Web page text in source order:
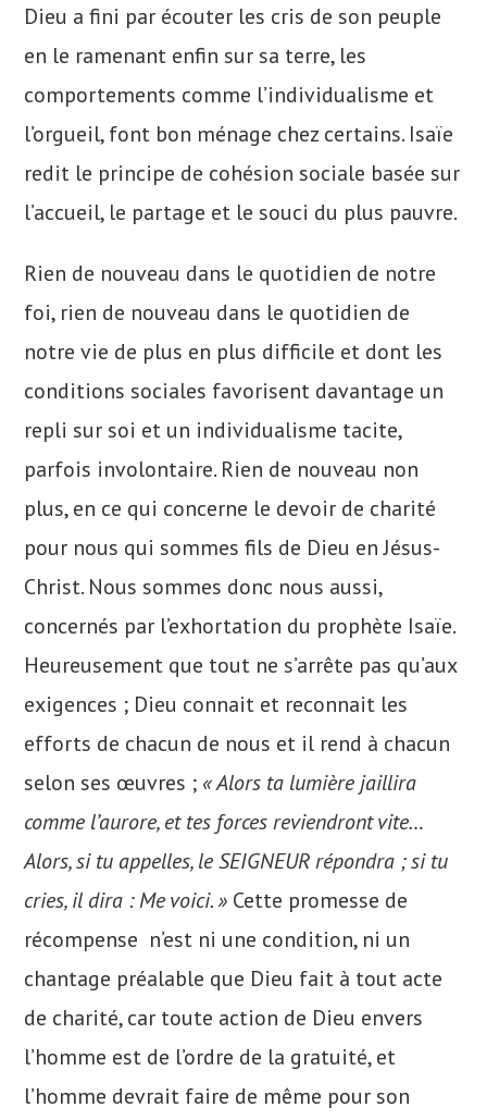
Dieu a fini par écouter les cris de son peuple
en le ramenant enfin sur sa terre, les
comportements comme l’individualisme et
l’orgueil, font bon ménage chez certains. Isaïe
redit le principe de cohésion sociale basée sur
l’accueil, le partage et le souci du plus pauvre.
Rien de nouveau dans le quotidien de notre
foi, rien de nouveau dans le quotidien de
notre vie de plus en plus difficile et dont les
conditions sociales favorisent davantage un
repli sur soi et un individualisme tacite,
parfois involontaire. Rien de nouveau non
plus, en ce qui concerne le devoir de charité
pour nous qui sommes fils de Dieu en Jésus-
Christ. Nous sommes donc nous aussi,
concernés par l’exhortation du prophète Isaïe.
Heureusement que tout ne s’arrête pas qu’aux
exigences ; Dieu connait et reconnait les
efforts de chacun de nous et il rend à chacun
selon ses œuvres ; « Alors ta lumière jaillira
comme l’aurore, et tes forces reviendront vite…
Alors, si tu appelles, le SEIGNEUR répondra ; si tu
cries, il dira : Me voici. » Cette promesse de
récompense n’est ni une condition, ni un
chantage préalable que Dieu fait à tout acte
de charité, car toute action de Dieu envers
l’homme est de l’ordre de la gratuité, et
l’homme devrait faire de même pour son